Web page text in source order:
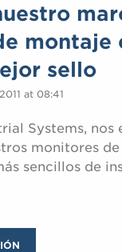
montaje
sello
at 08:41
Systems, nos
monitores
sencillos de